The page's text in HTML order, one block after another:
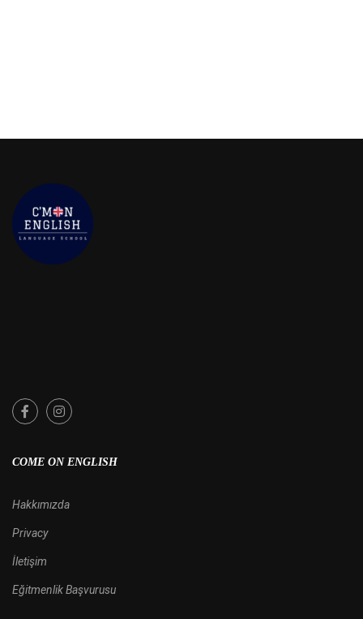
COME ON ENGLISH
Hakkımızda
Privacy
İletişim
Eğitmenlik Başvurusu